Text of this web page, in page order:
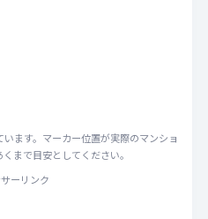
ます。マーカー位置が実際のマンショ
まで目安としてください。
ーリンク